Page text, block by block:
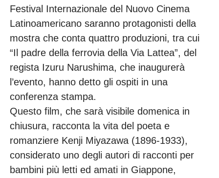
Festival Internazionale del Nuovo Cinema
Latinoamericano saranno protagonisti della
mostra che conta quattro produzioni, tra cui
“Il padre della ferrovia della Via Lattea”, del
regista Izuru Narushima, che inaugurerà
l’evento, hanno detto gli ospiti in una
conferenza stampa.
Questo film, che sarà visibile domenica in
chiusura, racconta la vita del poeta e
romanziere Kenji Miyazawa (1896-1933),
considerato uno degli autori di racconti per
bambini più letti ed amati in Giappone,